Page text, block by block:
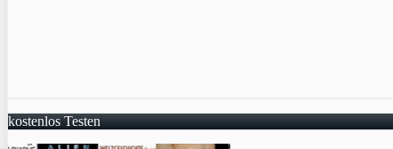
kostenlos Testen